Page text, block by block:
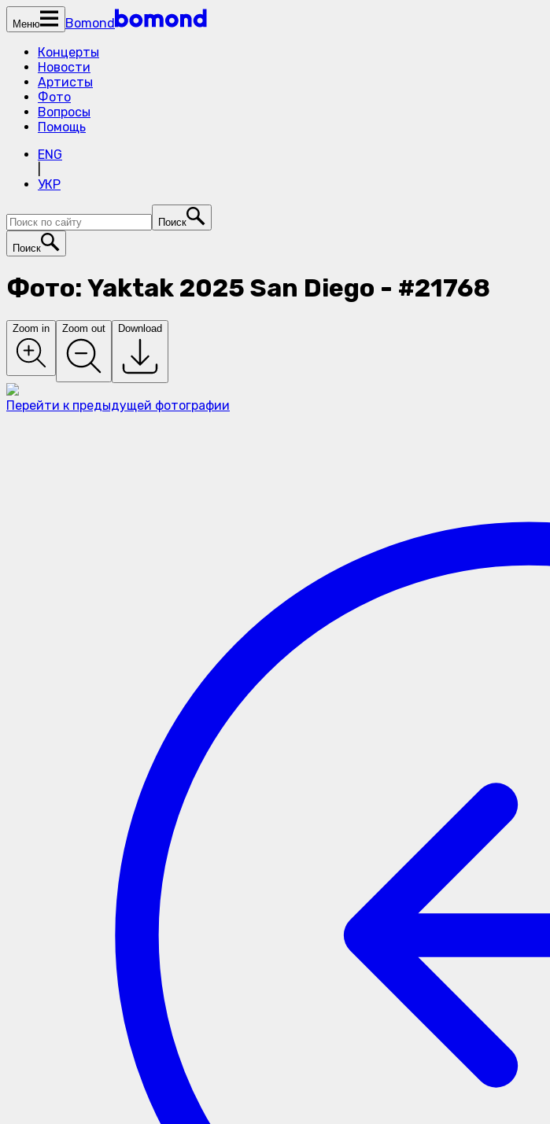
Меню
Bomond
Концерты
Новости
Артисты
Фото
Вопросы
Помощь
ENG
УКР
Поиск
Поиск
Фото: Yaktak 2025 San Diego - #21768
Zoom in Zoom out Download
Перейти к предыдущей фотографии